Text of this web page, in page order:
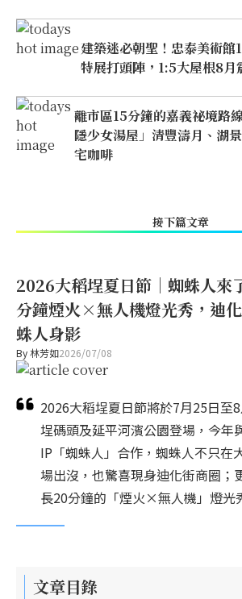
建築迷必朝聖！忠泰美術館
特展打頭陣，1:5大屋根8月
離市區15分鐘的嘉義祕境路
隱少女湯屋」清豐濤月、湖
宅咖啡
接下篇文章
2026大稻埕夏日節｜蜘蛛人來
分鐘煙火×無人機燈光秀，迪
蛛人身影
By林芳如2026/07/08
2026大稻埕夏日節將於7月25日至
埕碼頭及延平河濱公園登場，今年
IP「蜘蛛人」合作，蜘蛛人不只在
場出沒，也驚喜現身迪化街商圈；
長20分鐘的「煙火×無人機」燈光
文章目錄